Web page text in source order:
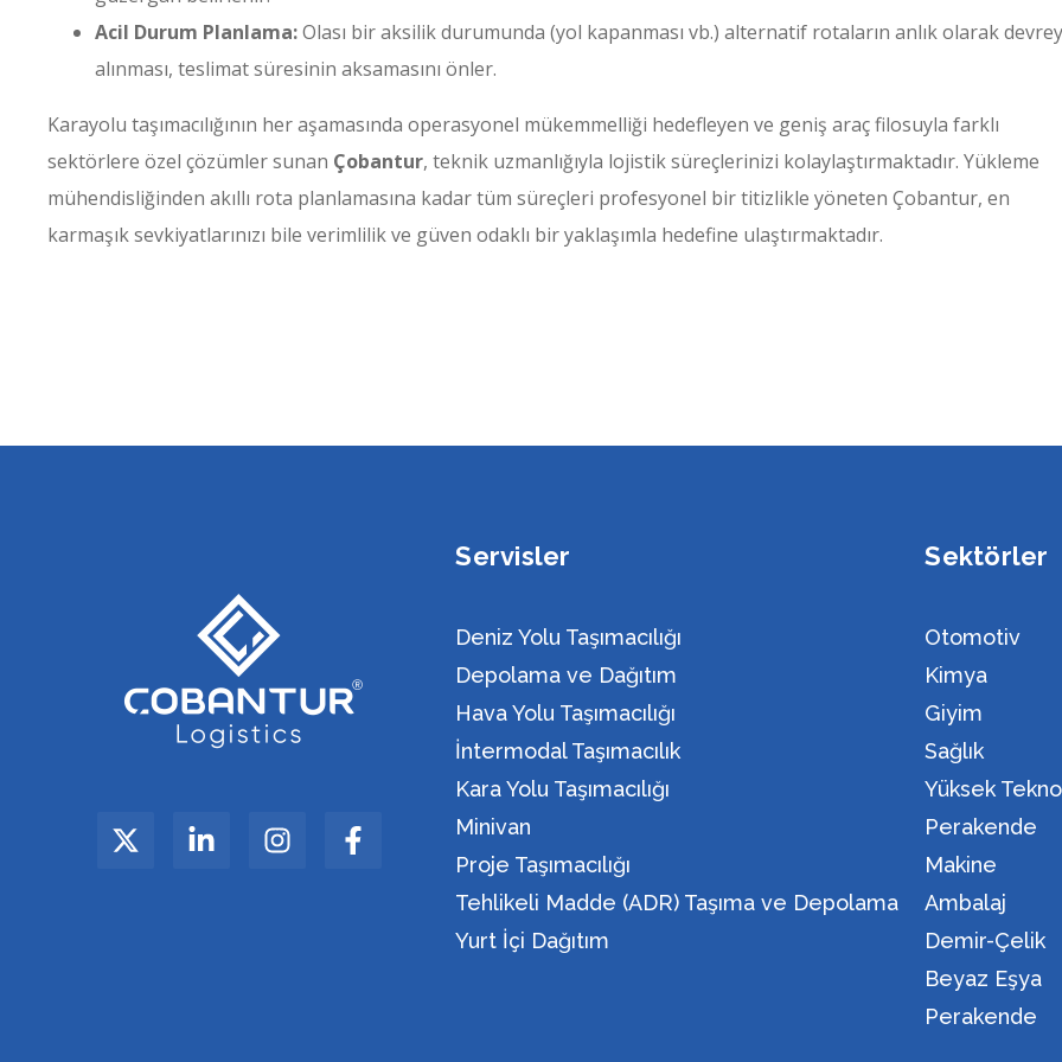
Acil Durum Planlama:Olası bir aksilik durumunda (yol kapanması vb.) alternatif rotaların anlık olarak
alınması, teslimat süresinin aksamasını önler.
Karayolu taşımacılığının her aşamasında operasyonel mükemmelliği hedefleyen ve geniş araç filosuyla farklı
sektörlere özel çözümler sunan Çobantur, teknik uzmanlığıyla lojistik süreçlerinizi kolaylaştırmaktadır. Yükleme
mühendisliğinden akıllı rota planlamasına kadar tüm süreçleri profesyonel bir titizlikle yöneten Çobantur, en
karmaşık sevkiyatlarınızı bile verimlilik ve güven odaklı bir yaklaşımla hedefine ulaştırmaktadır.
Servisler
Deniz Yolu Taşımacılığı
Depolama ve Dağıtım
Hava Yolu Taşımacılığı
İntermodal Taşımacılık
Kara Yolu Taşımacılığı
Minivan
Proje Taşımacılığı
Tehlikeli Madde (ADR) Taşıma ve Depolama
Yurt İçi Dağıtım
Sektörler
Otomotiv
Kimya
Giyim
Sağlık
Yüksek
Perakende
Makine
Ambalaj
Demir-Çelik
Beyaz Eşya
Perakende